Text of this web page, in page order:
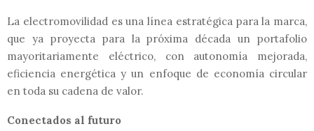
La electromovilidad es una línea estratégica para la marca,
que ya proyecta para la próxima década un portafolio
mayoritariamente eléctrico, con autonomía mejorada,
eficiencia energética y un enfoque de economía circular
en toda su cadena de valor.
Conectados al futuro